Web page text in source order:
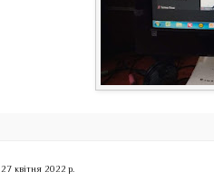
27 квітня 2022 р.